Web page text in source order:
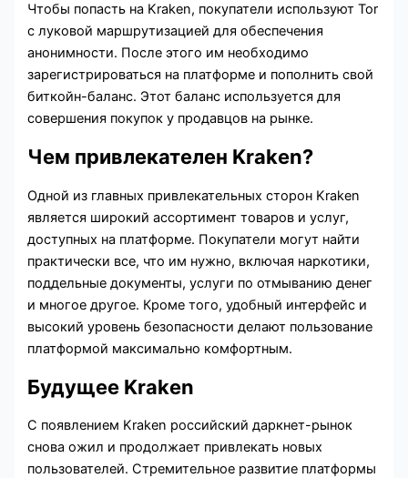
Чтобы попасть на Kraken, покупатели используют Tor
с луковой маршрутизацией для обеспечения
анонимности. После этого им необходимо
зарегистрироваться на платформе и пополнить свой
биткойн-баланс. Этот баланс используется для
совершения покупок у продавцов на рынке.
Чем привлекателен Kraken?
Одной из главных привлекательных сторон Kraken
является широкий ассортимент товаров и услуг,
доступных на платформе. Покупатели могут найти
практически все, что им нужно, включая наркотики,
поддельные документы, услуги по отмыванию денег
и многое другое. Кроме того, удобный интерфейс и
высокий уровень безопасности делают пользование
платформой максимально комфортным.
Будущее Kraken
С появлением Kraken российский даркнет-рынок
снова ожил и продолжает привлекать новых
пользователей. Стремительное развитие платформы